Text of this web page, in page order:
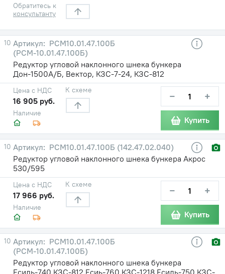
Обратитесь к
консультанту
10
РСМ10.01.47.100Б
(РСМ-10.01.47.100Б)
Редуктор угловой наклонного шнека бункера
Дон-1500А/Б, Вектор, КЗС-7-24, КЗС-812
Наличие
Цена с НДС
16 905 руб.
К схеме − +
Купить
10
РСМ10.01.47.100Б (142.47.02.040)
Редуктор угловой наклонного шнека бункера Акрос
530/595
Наличие
Цена с НДС
17 966 руб.
К схеме − +
Купить
10
РСМ10.01.47.100Б
(РСМ-10.01.47.100Б)
Редуктор угловой наклонного шнека бункера
Есиль-740,КЗС-812,Есиь-760,КЗС-1218,Есиль-750,КЗС-